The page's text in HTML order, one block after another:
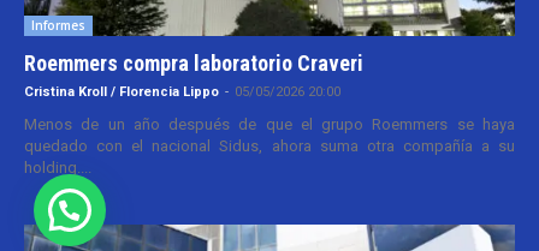
Informes
Roemmers compra laboratorio Craveri
Cristina Kroll / Florencia Lippo - 05/05/2026 20:00
Menos de un año después de que el grupo Roemmers se haya
quedado con el nacional Sidus, ahora suma otra compañía a su
holding....